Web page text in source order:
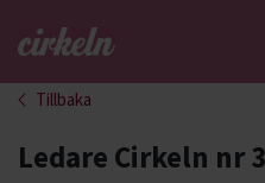
Gå till studiefrämjandets
Tillbaka
Ledare Cirkeln nr